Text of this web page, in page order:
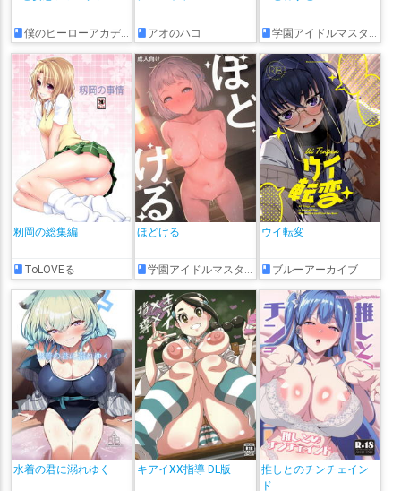
僕のヒーローアカデミア アオのハコ 学園アイドルマスター
籾岡の総集編
ToLOVEる
ほどける
学園アイドルマスター
ウイ転変
ブルーアーカイブ
水着の君に溺れゆく キアイXX指導 DL版
推しとのチンチェイン
ド